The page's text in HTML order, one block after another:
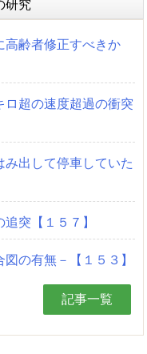
研究
高齢者修正すべきか
ロ超の速度超過の衝突
出して停車していた
突【１５７】
の有無－【１５３】
記事一覧